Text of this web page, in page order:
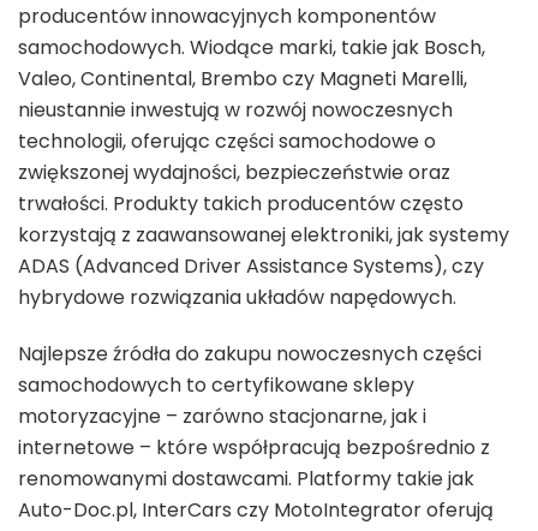
producentów innowacyjnych komponentów
samochodowych. Wiodące marki, takie jak Bosch,
Valeo, Continental, Brembo czy Magneti Marelli,
nieustannie inwestują w rozwój nowoczesnych
technologii, oferując części samochodowe o
zwiększonej wydajności, bezpieczeństwie oraz
trwałości. Produkty takich producentów często
korzystają z zaawansowanej elektroniki, jak systemy
ADAS (Advanced Driver Assistance Systems), czy
hybrydowe rozwiązania układów napędowych.
Najlepsze źródła do zakupu nowoczesnych części
samochodowych to certyfikowane sklepy
motoryzacyjne – zarówno stacjonarne, jak i
internetowe – które współpracują bezpośrednio z
renomowanymi dostawcami. Platformy takie jak
Auto-Doc.pl, InterCars czy MotoIntegrator oferują